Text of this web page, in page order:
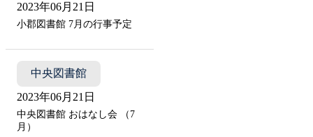
2023年06月21日
小郡図書館 7月の行事予定
中央図書館
2023年06月21日
中央図書館 おはなし会 （7
月）